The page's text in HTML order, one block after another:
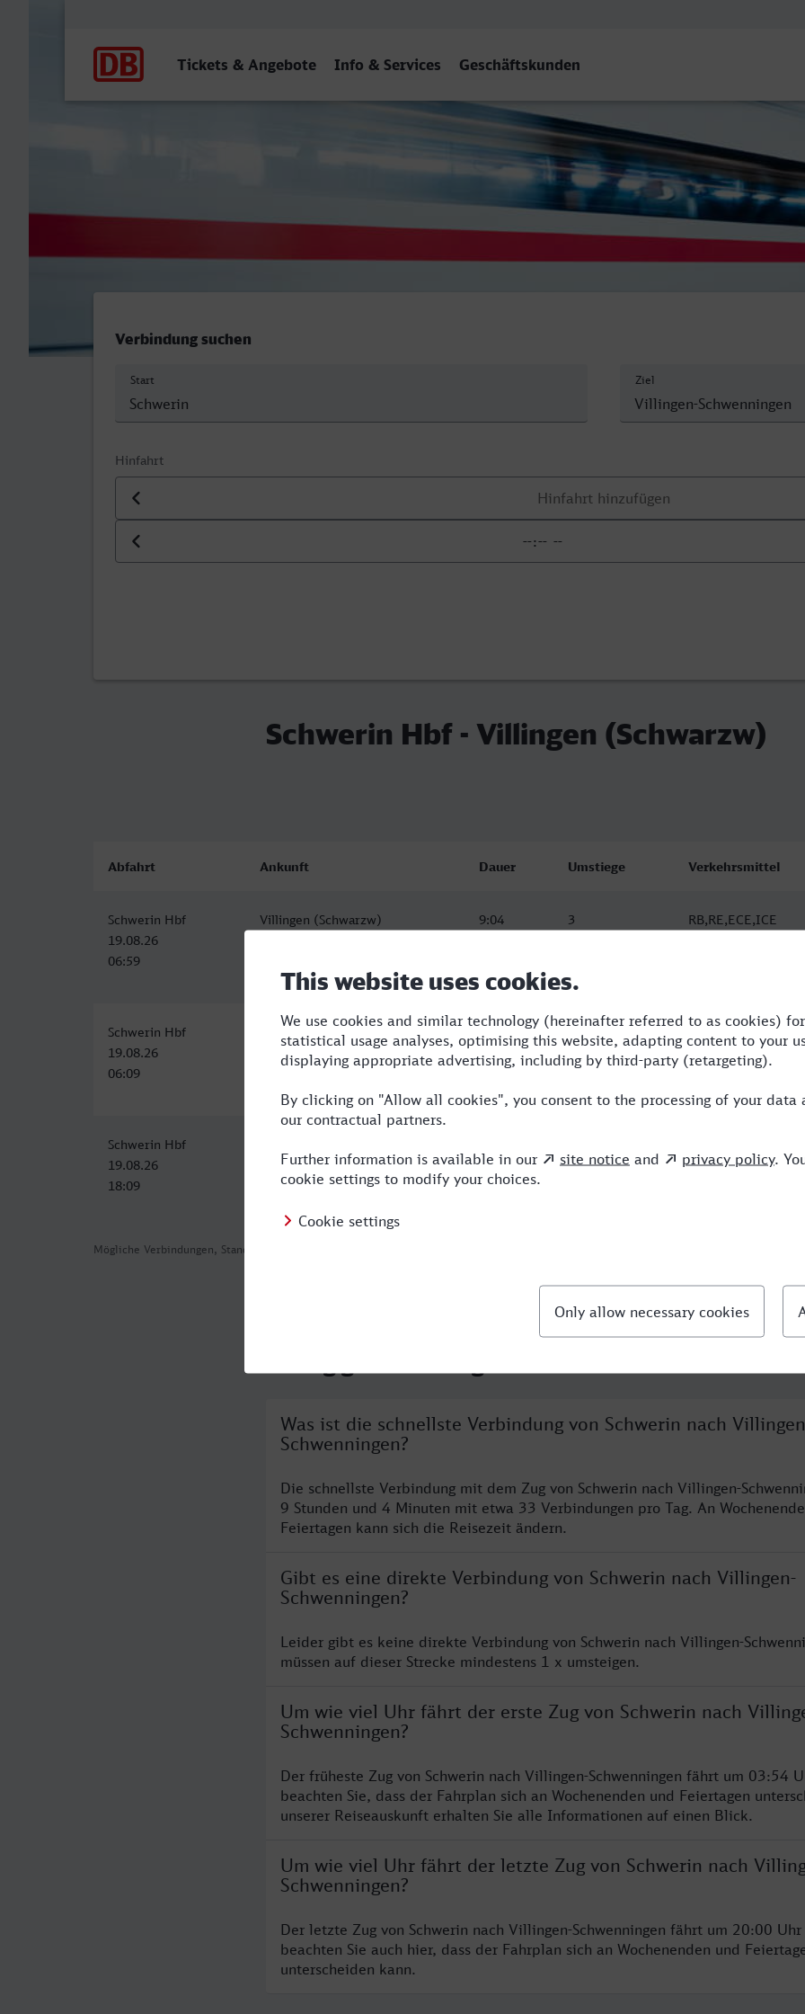
Tickets & Angebote Info & Services Geschäftskunden
Schwerin Hbf - Villingen (Schwarzw)
Verbindung suchen
Start Ziel
Hinfahrt
Datum der Hinfahrt
Uhrzeit der Hinfahrt
Schwerin Hbf - Villingen (Schwarzw)
Mögliche Verbindungen, Stand: 2026-08-05 12:26
Abfahrt Ankunft Dauer Umstiege Verkehrsmittel
Schwerin Hbf
19.08.26
06:59
Villingen (Schwarzw)
9:04 3 RB,RE,ECE,ICE
Schwerin Hbf
19.08.26
06:09
Villingen (Schwarzw)
19.08.26
Schwerin Hbf
19.08.26
18:09
20.08.26
07:13
Was ist die schnellste Verbindung von Schwerin nach
Schwenningen?
Die schnellste Verbindung mit dem Zug von Schwerin nach Villingen-
9 Stunden und 4 Minuten mit etwa 33 Verbindungen pro Tag. An
Feiertagen kann sich die Reisezeit ändern.
Gibt es eine direkte Verbindung von Schwerin nach Villingen-
Schwenningen?
Leider gibt es keine direkte Verbindung von Schwerin nach Villingen-
müssen auf dieser Strecke mindestens 1 x umsteigen.
Um wie viel Uhr fährt der erste Zug von Schwerin nach
Schwenningen?
Der früheste Zug von Schwerin nach Villingen-Schwenningen fährt um 03:54
beachten Sie, dass der Fahrplan sich an Wochenenden und Feiertagen
unserer Reiseauskunft erhalten Sie alle Informationen auf einen Blick.
Um wie viel Uhr fährt der letzte Zug von Schwerin nach
Schwenningen?
Der letzte Zug von Schwerin nach Villingen-Schwenningen fährt um 20:00
beachten Sie auch hier, dass der Fahrplan sich an Wochenenden und
unterscheiden kann.